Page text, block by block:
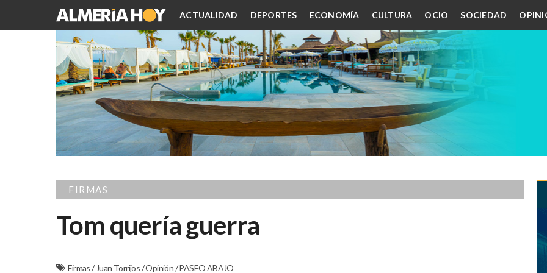
ACTUALIDAD DEPORTES ECONOMÍA CULTURA OCIO SOCIEDAD
FIRMAS
Tom quería guerra
Firmas/ Juan Torrijos/Opinión/PASEO ABAJO